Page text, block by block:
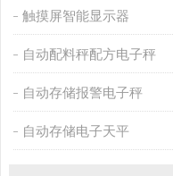
触摸屏智能显示器
自动配料秤配方电子秤
自动存储报警电子秤
自动存储电子天平